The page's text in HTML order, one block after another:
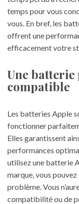
temps pour vous
vous. En bref, les
offrent une
efficacement votre
Une
compatible
Les batteries Apple
fonctionner
Elles garantissent
performances
utilisez une batterie
marque, vous
problème. Vous
compatibilité ou de